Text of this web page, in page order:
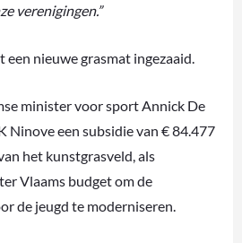
verenigingen.”
nieuwe grasmat ingezaaid.
minister voor sport Annick De
Ninove een subsidie van € 84.477
het kunstgrasveld, als
Vlaams budget om de
de jeugd te moderniseren.